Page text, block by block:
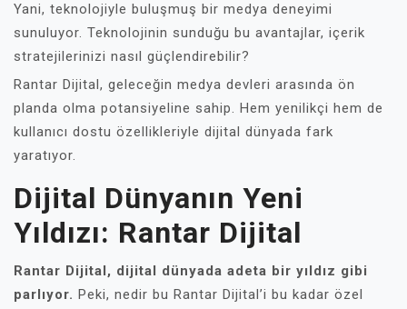
Yani, teknolojiyle buluşmuş bir medya deneyimi
sunuluyor. Teknolojinin sunduğu bu avantajlar, içerik
stratejilerinizi nasıl güçlendirebilir?
Rantar Dijital, geleceğin medya devleri arasında ön
planda olma potansiyeline sahip. Hem yenilikçi hem de
kullanıcı dostu özellikleriyle dijital dünyada fark
yaratıyor.
Dijital Dünyanın Yeni
Yıldızı: Rantar Dijital
Rantar Dijital, dijital dünyada adeta bir yıldız gibi
parlıyor. Peki, nedir bu Rantar Dijital’i bu kadar özel